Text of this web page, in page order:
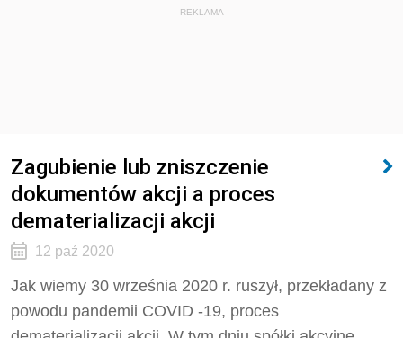
REKLAMA
Zagubienie lub zniszczenie
dokumentów akcji a proces
dematerializacji akcji
12 paź 2020
Jak wiemy 30 września 2020 r. ruszył, przekładany z
powodu pandemii COVID -19, proces